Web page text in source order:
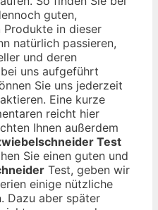
guten,
in dieser
natürlich passieren,
und deren
uns aufgeführt
Sie uns jederzeit
Eine kurze
reicht hier
Ihnen außerdem
Test
Sie einen guten und
Test, geben wir
einige nützliche
Dazu aber später